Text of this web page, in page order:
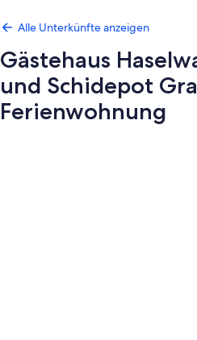
Alle Unterkünfte anzeigen
Gästehaus
und Schidepot
Ferienwohnung